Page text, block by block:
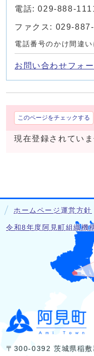
電話: 029-888-
ファクス: 029-
電話番号のかけ間違い
お問い合わせフォー
このページをチェックする
現在登録されていま
ホームページ運営方針
令和8年度阿見町組織機
〒300-0392 茨城県稲敷